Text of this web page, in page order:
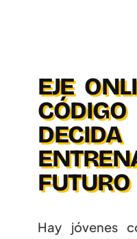
EJE
FUTURO
Hay jóvenes